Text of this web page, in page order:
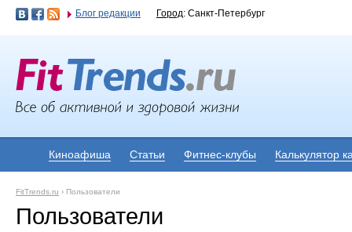
Блог редакции Город: Санкт-Петербург
Киноафиша Статьи Фитнес-клубы Калькулятор
FitTrends.ru › Пользователи
Пользователи